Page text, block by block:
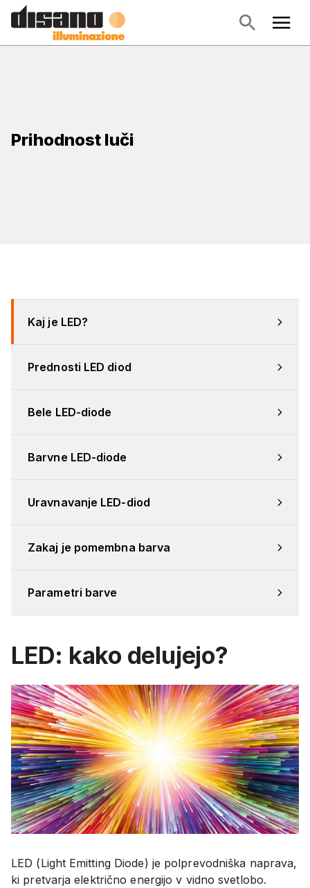
Prihodnost luči
Kaj je LED?
Prednosti LED diod
Bele LED-diode
Barvne LED-diode
Uravnavanje LED-diod
Zakaj je pomembna barva
Parametri barve
LED: kako delujejo?
LED (Light Emitting Diode) je polprevodniška naprava,
ki pretvarja električno energijo v vidno svetlobo.